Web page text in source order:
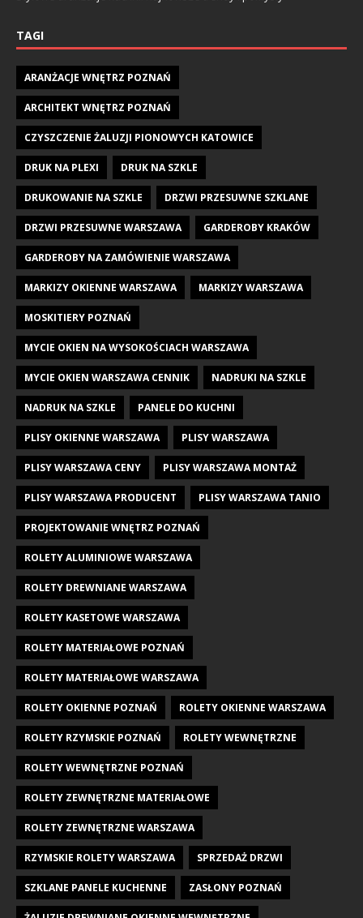
TAGI
ARANŻACJE WNĘTRZ POZNAŃ
ARCHITEKT WNĘTRZ POZNAŃ
CZYSZCZENIE ŻALUZJI PIONOWYCH KATOWICE
DRUK NA PLEXI DRUK NA SZKLE
DRUKOWANIE NA SZKLE DRZWI PRZESUWNE SZKLANE
DRZWI PRZESUWNE WARSZAWA GARDEROBY KRAKÓW
GARDEROBY NA ZAMÓWIENIE WARSZAWA
MARKIZY OKIENNE WARSZAWA MARKIZY WARSZAWA
MOSKITIERY POZNAŃ
MYCIE OKIEN NA WYSOKOŚCIACH WARSZAWA
MYCIE OKIEN WARSZAWA CENNIK NADRUKI NA SZKLE
NADRUK NA SZKLE PANELE DO KUCHNI
PLISY OKIENNE WARSZAWA PLISY WARSZAWA
PLISY WARSZAWA CENY PLISY WARSZAWA MONTAŻ
PLISY WARSZAWA PRODUCENT PLISY WARSZAWA TANIO
PROJEKTOWANIE WNĘTRZ POZNAŃ
ROLETY ALUMINIOWE WARSZAWA
ROLETY DREWNIANE WARSZAWA
ROLETY KASETOWE WARSZAWA
ROLETY MATERIAŁOWE POZNAŃ
ROLETY MATERIAŁOWE WARSZAWA
ROLETY OKIENNE POZNAŃ ROLETY OKIENNE WARSZAWA
ROLETY RZYMSKIE POZNAŃ ROLETY WEWNĘTRZNE
ROLETY WEWNĘTRZNE POZNAŃ
ROLETY ZEWNĘTRZNE MATERIAŁOWE
ROLETY ZEWNĘTRZNE WARSZAWA
RZYMSKIE ROLETY WARSZAWA SPRZEDAŻ DRZWI
SZKLANE PANELE KUCHENNE ZASŁONY POZNAŃ